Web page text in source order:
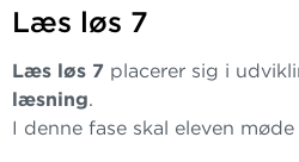
Læs løs 7
Læs løs 7 placerer sig i
læsning.
I denne fase skal eleven